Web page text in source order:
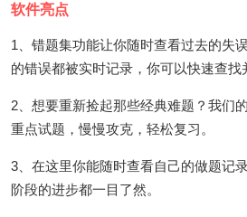
软件亮点
1、错题集功能让你随时查看过去的失
的错误都被实时记录，你可以快速查找
2、想要重新捡起那些经典难题？我们
重点试题，慢慢攻克，轻松复习。
3、在这里你能随时查看自己的做题记
阶段的进步都一目了然。